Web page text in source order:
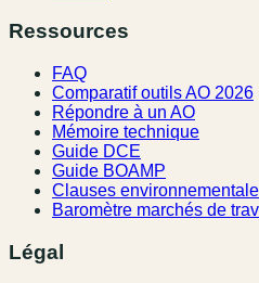
Ressources
FAQ
Comparatif outils AO 2026
Répondre à un AO
Mémoire technique
Guide DCE
Guide BOAMP
Clauses
Baromètre marchés de
Légal